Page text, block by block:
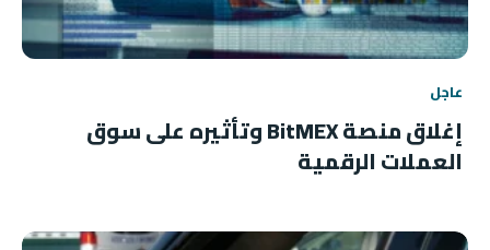
عاجل
إغلاق منصة BitMEX وتأثيره على سوق
العملات الرقمية